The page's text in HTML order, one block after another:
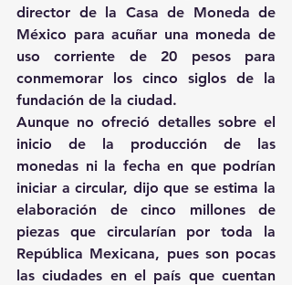
director de la Casa de Moneda de
México para acuñar una moneda de
uso corriente de 20 pesos para
conmemorar los cinco siglos de la
fundación de la ciudad.
Aunque no ofreció detalles sobre el
inicio de la producción de las
monedas ni la fecha en que podrían
iniciar a circular, dijo que se estima la
elaboración de cinco millones de
piezas que circularían por toda la
República Mexicana, pues son pocas
las ciudades en el país que cuentan